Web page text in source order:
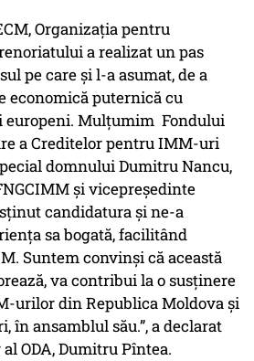
Organizația pentru
a realizat un pas
pe care și l-a asumat, de a
economică puternică cu
Mulțumim Fondului
a Creditelor pentru IMM-uri
domnului Dumitru Nancu,
și vicepreședinte
candidatura și ne-a
sa bogată, facilitând
Suntem convinși că această
va contribui la o susținere
urilor din Republica Moldova și
în ansamblul său.”, a declarat
ODA, Dumitru Pîntea.